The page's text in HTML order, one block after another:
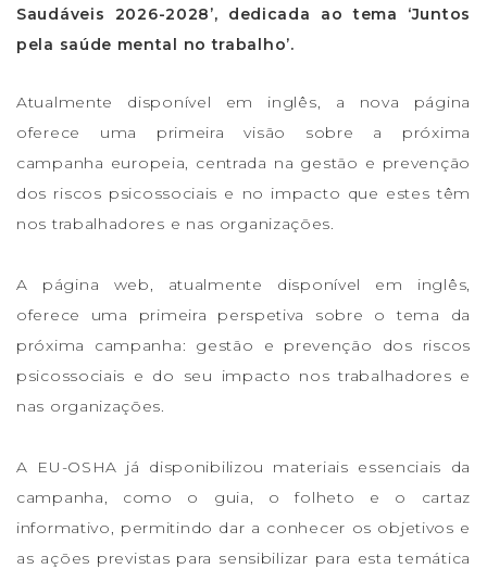
Saudáveis 2026-2028’, dedicada ao tema ‘Juntos
pela saúde mental no trabalho’.
Atualmente disponível em inglês, a nova página
oferece uma primeira visão sobre a próxima
campanha europeia, centrada na gestão e prevenção
dos riscos psicossociais e no impacto que estes têm
nos trabalhadores e nas organizações.
A página web, atualmente disponível em inglês,
oferece uma primeira perspetiva sobre o tema da
próxima campanha: gestão e prevenção dos riscos
psicossociais e do seu impacto nos trabalhadores e
nas organizações.
A EU-OSHA já disponibilizou materiais essenciais da
campanha, como o guia, o folheto e o cartaz
informativo, permitindo dar a conhecer os objetivos e
as ações previstas para sensibilizar para esta temática